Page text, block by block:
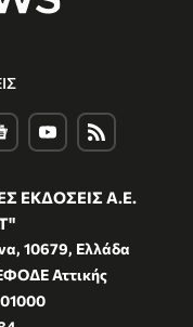
ΕΚΔΟΣΕΙΣ Α.Ε.
10679, Ελλάδα
Αττικής